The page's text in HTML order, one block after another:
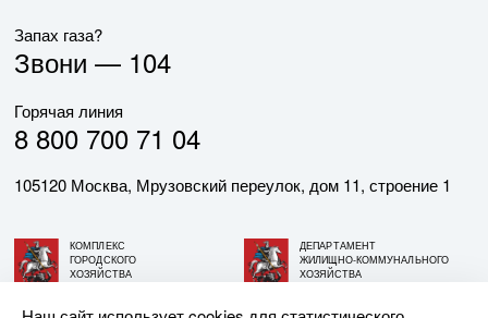
Запах газа?
Звони — 104
Горячая линия
8 800 700 71 04
105120 Москва, Мрузовский переулок, дом 11, строение 1
КОМПЛЕКС
ГОРОДСКОГО
ХОЗЯЙСТВА
ДЕПАРТАМЕНТ
ЖИЛИЩНО-КОММУНАЛЬНОГО
ХОЗЯЙСТВА